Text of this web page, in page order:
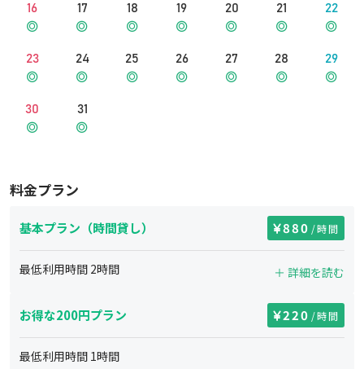
16 17 18 19 20 21 22
23 24 25 26 27 28 29
30 31
料金プラン
基本プラン（時間貸し） 880 /時間
最低利用時間 2時間 ＋ 詳細を読む
お得な200円プラン 220 /時間
最低利用時間 1時間